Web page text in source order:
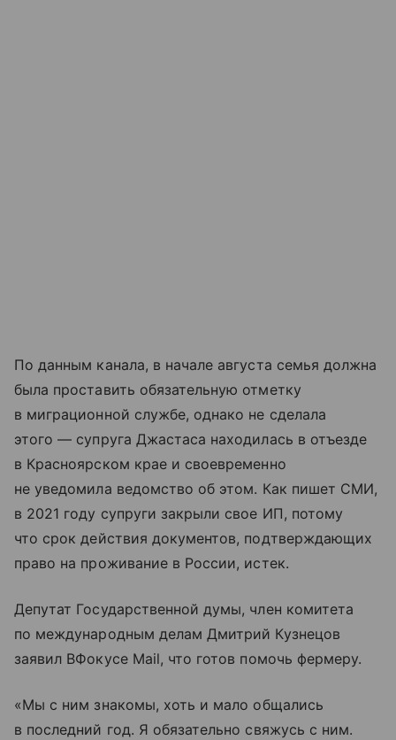
По данным канала, в начале августа семья должна
была проставить обязательную отметку
в миграционной службе, однако не сделала
этого — супруга Джастаса находилась в отъезде
в Красноярском крае и своевременно
не уведомила ведомство об этом. Как пишет СМИ,
в 2021 году супруги закрыли свое ИП, потому
что срок действия документов, подтверждающих
право на проживание в России, истек.
Депутат Государственной думы, член комитета
по международным делам Дмитрий Кузнецов
заявил ВФокусе Mail, что готов помочь фермеру.
«Мы с ним знакомы, хоть и мало общались
в последний год. Я обязательно свяжусь с ним.